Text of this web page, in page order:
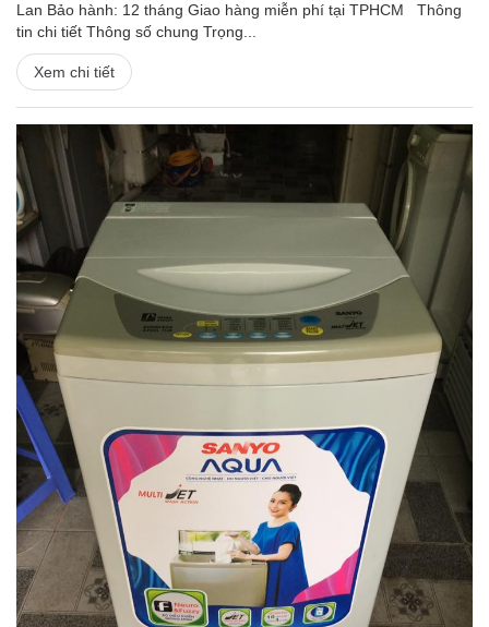
Lan Bảo hành: 12 tháng Giao hàng miễn phí tại TPHCM Thông
tin chi tiết Thông số chung Trọng...
Xem chi tiết